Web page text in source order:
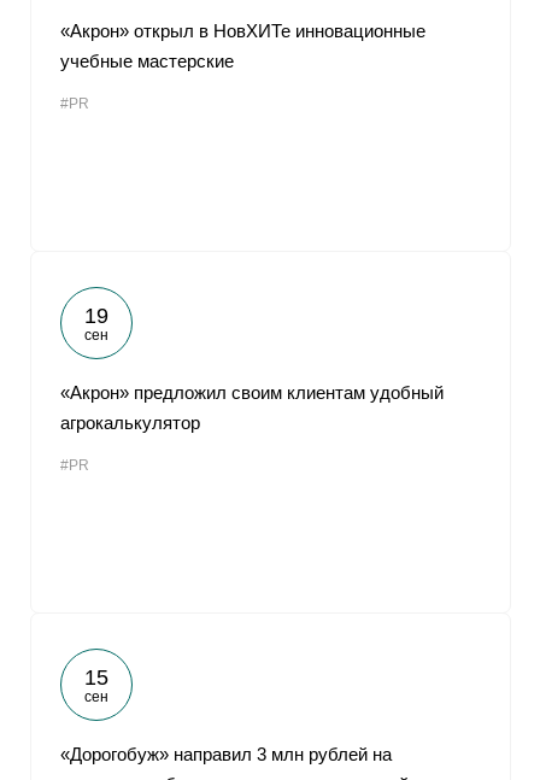
«Акрон» открыл в НовХИТе инновационные
учебные мастерские
#PR
19
сен
«Акрон» предложил своим клиентам удобный
агрокалькулятор
#PR
15
сен
«Дорогобуж» направил 3 млн рублей на